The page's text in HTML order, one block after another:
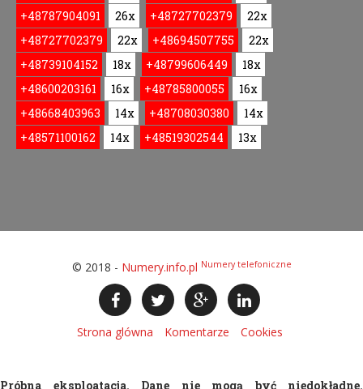
+48787904091
26x +48727702379
22x
+48727702379
22x +48694507755
22x
+48739104152
18x +48799606449
18x
+48600203161
16x +48785800055
16x
+48668403963
14x +48708030380
14x
+48571100162
14x +48519302544 13x
© 2018 - Numery.info.pl Numery telefoniczne
Strona glówna Komentarze Cookies
Próbna eksploatacja. Dane nie mogą być niedokładne.